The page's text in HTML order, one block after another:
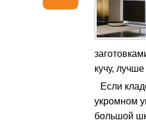
кучу,
Если
укромном
большой